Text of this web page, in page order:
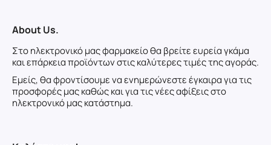
About Us.
Στο ηλεκτρονικό μας φαρμακείο θα βρείτε ευρεία γκάμα
και επάρκεια προϊόντων στις καλύτερες τιμές της αγοράς.
Εμείς, θα φροντίσουμε να ενημερώνεστε έγκαιρα για τις
προσφορές μας καθώς και για τις νέες αφίξεις στο
ηλεκτρονικό μας κατάστημα.